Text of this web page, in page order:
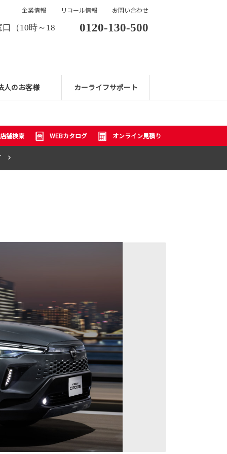
（10時～18 0120-130-500
人のお客様 カーライフサポート
企業情報 リコール情報 お問い合わせ
店舗検索 WEBカタログ オンライン見積り